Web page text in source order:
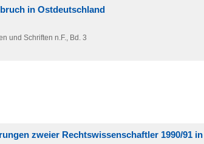
in Ostdeutschland
und Schriften n.F.,
Bd. 3
zweier Rechtswissenschaftler 1990/91